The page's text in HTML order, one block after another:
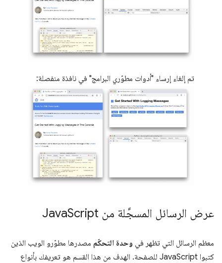
تم إلغاء إرساء "أدوات مطوّري البرامج" في نافذة منفصلة:
عرض الرسائل المسجَّلة من Java Script
معظم الرسائل التي تظهر في وحدة التحكّم مصدرها مطوّرو الويب الذين
كتبوا JavaScript للصفحة. الهدف من هذا القسم هو تعريفك بأنواع